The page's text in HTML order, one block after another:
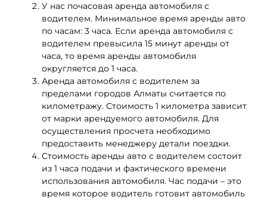
У нас почасовая аренда автомобиля с
водителем. Минимальное время аренды авто
по часам: 3 часа. Если аренда автомобиля с
водителем превысила 15 минут аренды от
часа, то время аренды автомобиля
округляется до 1 часа.
Аренда автомобиля с водителем за
пределами городов Алматы считается по
километражу. Стоимость 1 километра зависит
от марки арендуемого автомобиля. Для
осуществления просчета необходимо
предоставить менеджеру детали поездки.
Стоимость аренды авто с водителем состоит
из 1 часа подачи и фактического времени
использования автомобиля. Час подачи – это
время которое водитель готовит автомобиль